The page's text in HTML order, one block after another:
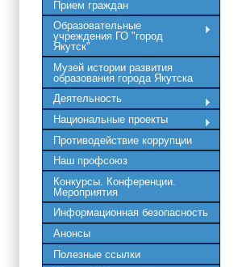
Прием граждан
Образовательные
учреждения ГО "город
Якутск"
Музей истории развития
образования города Якутска
Деятельность
Национальные проекты
Противодействие коррупции
Наш профсоюз
Конкурсы. Конференции.
Мероприятия
Информационная безопасность
Анонсы
Полезные ссылки